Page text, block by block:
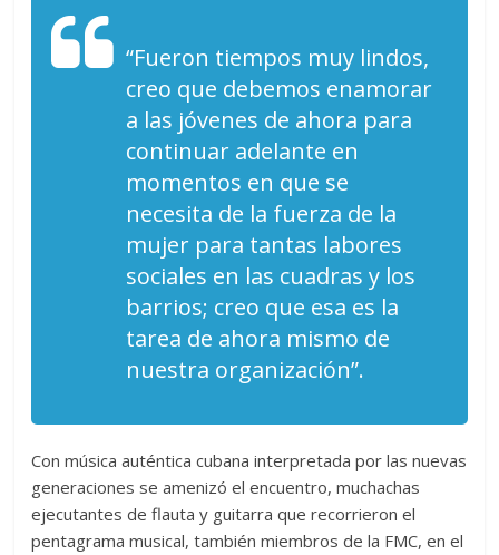
“Fueron tiempos muy lindos,
creo que debemos enamorar
a las jóvenes de ahora para
continuar adelante en
momentos en que se
necesita de la fuerza de la
mujer para tantas labores
sociales en las cuadras y los
barrios; creo que esa es la
tarea de ahora mismo de
nuestra organización”.
Con música auténtica cubana interpretada por las nuevas
generaciones se amenizó el encuentro, muchachas
ejecutantes de flauta y guitarra que recorrieron el
pentagrama musical, también miembros de la FMC, en el